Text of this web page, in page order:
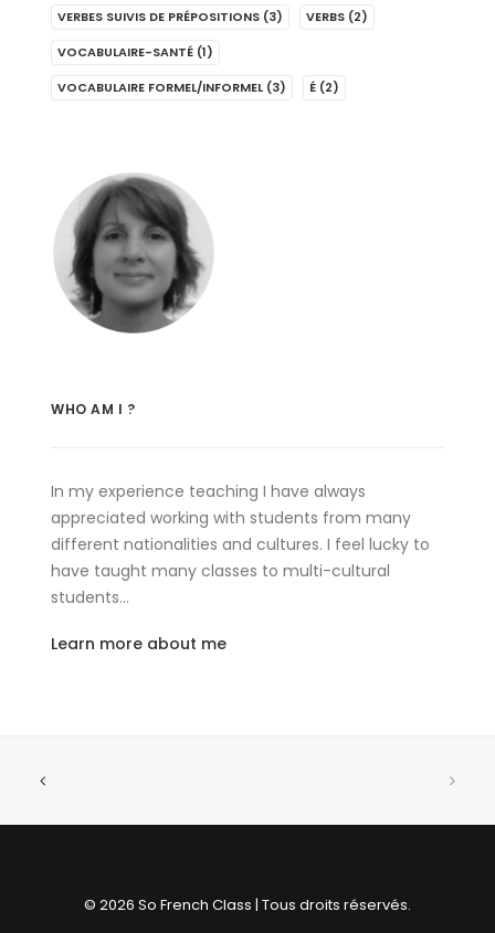
VERBES SUIVIS DE PRÉPOSITIONS (3) VERBS (2)
VOCABULAIRE-SANTÉ (1)
VOCABULAIRE FORMEL/INFORMEL (3) É (2)
WHO AM I ?
In my experience teaching I have always
appreciated working with students from many
different nationalities and cultures. I feel lucky to
have taught many classes to multi-cultural
students…
Learn more about me
© 2026 So French Class | Tous droits réservés.